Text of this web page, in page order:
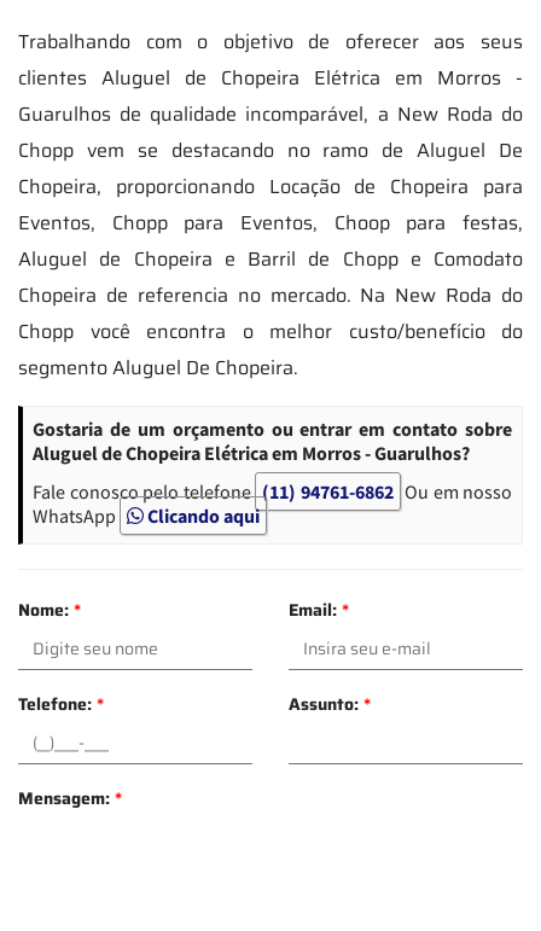
Trabalhando com o objetivo de oferecer aos seus
clientes Aluguel de Chopeira Elétrica em Morros -
Guarulhos de qualidade incomparável, a New Roda do
Chopp vem se destacando no ramo de Aluguel De
Chopeira, proporcionando Locação de Chopeira para
Eventos, Chopp para Eventos, Choop para festas,
Aluguel de Chopeira e Barril de Chopp e Comodato
Chopeira de referencia no mercado. Na New Roda do
Chopp você encontra o melhor custo/benefício do
segmento Aluguel De Chopeira.
Gostaria de um orçamento ou entrar em contato sobre
Aluguel de Chopeira Elétrica em Morros - Guarulhos?
Fale conosco pelo telefone (11) 94761-6862 Ou em nosso
WhatsApp
Clicando aqui
Nome:* Email:*
Telefone:* Assunto:*
Mensagem:*